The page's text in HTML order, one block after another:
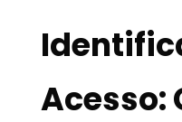
Acesso: